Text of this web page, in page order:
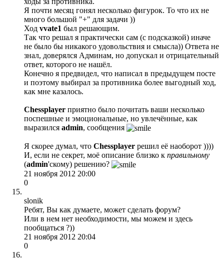
Я почти месяц гонял несколько фигурок. То что их не
много большой "+" для задачи ))
Ход vvate1 был решающим.
Так что решал я практически сам (с подсказкой) иначе
не было бы никакого удовольствия и смысла)) Ответа не
знал, доверялся Админам, но допускал и отрицательный
ответ, которого не нашёл.
Конечно я предвидел, что написал в предыдущем посте
и поэтому выбирал за противника более выгодный ход,
как мне казалось.
Chessplayer приятно было почитать ваши несколько
поспешные и эмоциональные, но увлечённые, как
выразился admin, сообщения
Я скорее думал, что Chessplayer решил её наоборот ))))
И, если не секрет, моё описание близко к правильному
(admin'скому) решению?
21 ноября 2012 20:00
0
slonik
Ребят, Вы как думаете, может сделать форум?
Или в нем нет необходимости, мы можем и здесь
пообщаться ?))
21 ноября 2012 20:04
0